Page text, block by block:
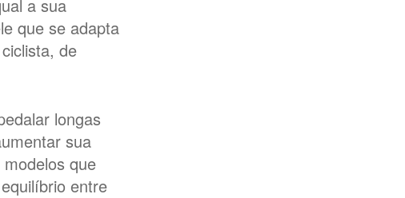
a sua
que se adapta
de
longas
sua
modelos que
entre